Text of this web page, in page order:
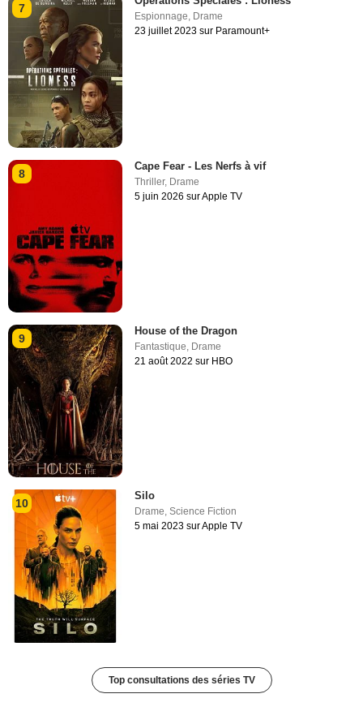
7
Espionnage, Drame
23 juillet 2023 sur Paramount+
8
Cape Fear - Les Nerfs à vif
Thriller, Drame
5 juin 2026 sur Apple TV
9
House of the Dragon
Fantastique, Drame
21 août 2022 sur HBO
10
Silo
Drame,Science Fiction
5 mai 2023 sur Apple TV
Top consultations des séries TV